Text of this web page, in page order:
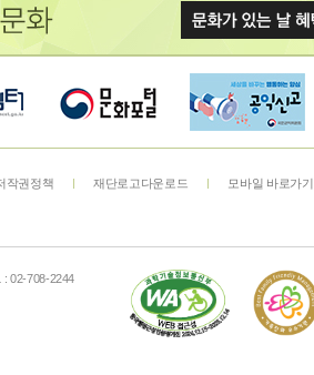
작권정책 재단로고다운로드 모바일 바로가기
02-708-2244